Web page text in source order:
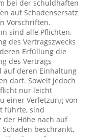
bei der schuldhaften
auf Schadensersatz
Vorschriften.
sind alle Pflichten,
des Vertragszwecks
Erfüllung die
des Vertrags
deren Einhaltung
darf. Soweit jedoch
nur leicht
einer Verletzung von
führte, sind
der Höhe nach auf
beschränkt.